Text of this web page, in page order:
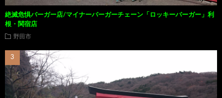
絶滅危惧バーガー店/マイナーバーガーチェーン「ロッキーバーガー」利
根・関宿店
野田市